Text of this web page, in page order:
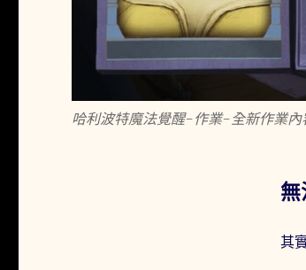
哈利波特魔法覺醒-作業-全新作業內
其